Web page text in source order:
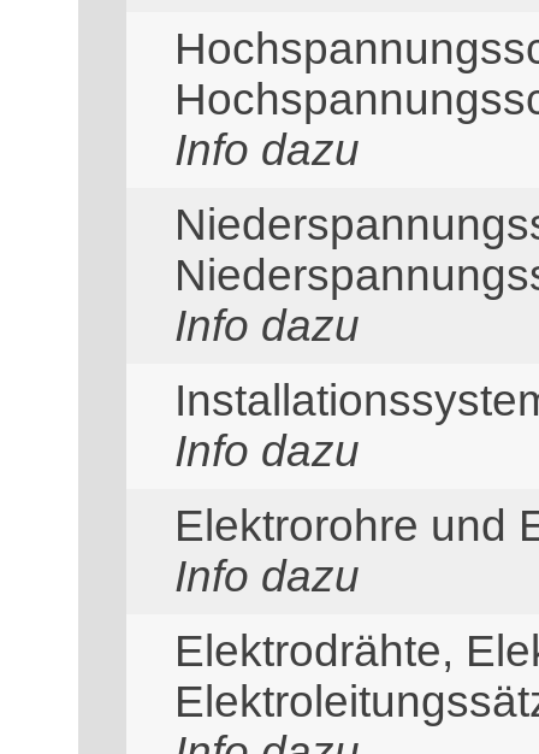
Info dazu
Info dazu
Info dazu
Elektrorohre und
Info dazu
Elektrodrähte,